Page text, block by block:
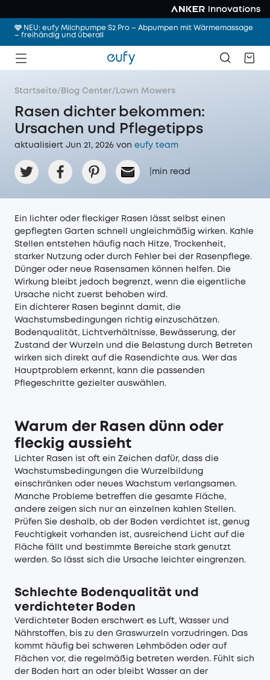
🩷 NEU: eufy Milchpumpe S2 Pro – Abpumpen mit Wärmemassage
– freihändig und überall
Startseite/ Blog Center/ Lawn Mowers
Rasen dichter bekommen:
Ursachen und Pflegetipps
aktualisiert Jun 21, 2026 von eufy team
min read
Ein lichter oder fleckiger Rasen lässt selbst einen
gepflegten Garten schnell ungleichmäßig wirken. Kahle
Stellen entstehen häufig nach Hitze, Trockenheit,
starker Nutzung oder durch Fehler bei der Rasenpflege.
Dünger oder neue Rasensamen können helfen. Die
Wirkung bleibt jedoch begrenzt, wenn die eigentliche
Ursache nicht zuerst behoben wird.
Ein dichterer Rasen beginnt damit, die
Wachstumsbedingungen richtig einzuschätzen.
Bodenqualität, Lichtverhältnisse, Bewässerung, der
Zustand der Wurzeln und die Belastung durch Betreten
wirken sich direkt auf die Rasendichte aus. Wer das
Hauptproblem erkennt, kann die passenden
Pflegeschritte gezielter auswählen.
Warum der Rasen dünn oder
fleckig aussieht
Lichter Rasen ist oft ein Zeichen dafür, dass die
Wachstumsbedingungen die Wurzelbildung
einschränken oder neues Wachstum verlangsamen.
Manche Probleme betreffen die gesamte Fläche,
andere zeigen sich nur an einzelnen kahlen Stellen.
Prüfen Sie deshalb, ob der Boden verdichtet ist, genug
Feuchtigkeit vorhanden ist, ausreichend Licht auf die
Fläche fällt und bestimmte Bereiche stark genutzt
werden. So lässt sich die Ursache leichter eingrenzen.
Schlechte Bodenqualität und
verdichteter Boden
Verdichteter Boden erschwert es Luft, Wasser und
Nährstoffen, bis zu den Graswurzeln vorzudringen. Das
kommt häufig bei schweren Lehmböden oder auf
Flächen vor, die regelmäßig betreten werden. Fühlt sich
der Boden hart an oder bleibt Wasser an der